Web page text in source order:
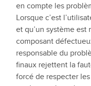
en compte les
Lorsque c’est
et qu’un système est
composant
responsable du
finaux rejettent la
forcé de respecter